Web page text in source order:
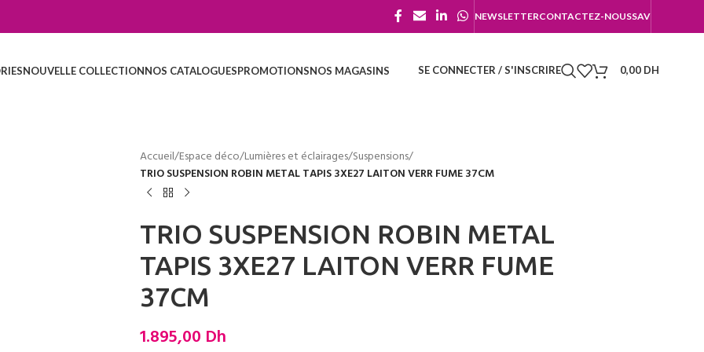
NEWSLETTERCONTACTEZ-NOUSSAV
NOUVELLE COLLECTIONNOS CATALOGUESPROMOTIONSNOS MAGASINS SE CONNECTER / S'INSCRIRE 0,00 DH
Accueil/Espace déco/Lumières et éclairages/Suspensions/
TRIO SUSPENSION ROBIN METAL TAPIS 3XE27 LAITON VERR FUME 37CM
TRIO SUSPENSION ROBIN METAL
TAPIS 3XE27 LAITON VERR FUME
37CM
1.895,00 Dh